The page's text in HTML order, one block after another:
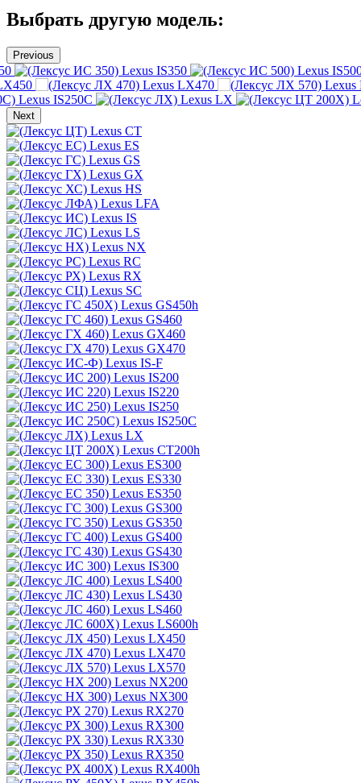
Выбрать другую модель:
Previous
Lexus IS350
Lexus
Lexus LX470
Lexus
Lexus IS250C
Lexus LX
Next
Lexus CT
Lexus ES
Lexus GS
Lexus GX
Lexus HS
Lexus LFA
Lexus IS
Lexus LS
Lexus NX
Lexus RC
Lexus RX
Lexus SC
Lexus GS450h
Lexus GS460
Lexus GX460
Lexus GX470
Lexus IS-F
Lexus IS200
Lexus IS220
Lexus IS250
Lexus IS250C
Lexus LX
Lexus CT200h
Lexus ES300
Lexus ES330
Lexus ES350
Lexus GS300
Lexus GS350
Lexus GS400
Lexus GS430
Lexus IS300
Lexus LS400
Lexus LS430
Lexus LS460
Lexus LS600h
Lexus LX450
Lexus LX470
Lexus LX570
Lexus NX200
Lexus NX300
Lexus RX270
Lexus RX300
Lexus RX330
Lexus RX350
Lexus RX400h